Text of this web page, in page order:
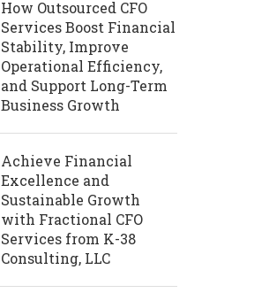
How Outsourced CFO
Services Boost Financial
Stability, Improve
Operational Efficiency,
and Support Long-Term
Business Growth
Achieve Financial
Excellence and
Sustainable Growth
with Fractional CFO
Services from K-38
Consulting, LLC